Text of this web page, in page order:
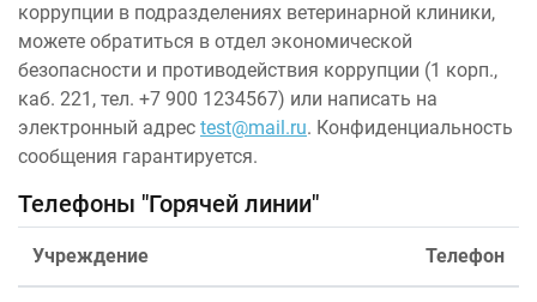
коррупции в подразделениях ветеринарной клиники,
можете обратиться в отдел экономической
безопасности и противодействия коррупции (1 корп.,
каб. 221, тел. +7 900 1234567) или написать на
электронный адрес test@mail.ru. Конфиденциальность
сообщения гарантируется.
Телефоны "Горячей линии"
Учреждение Телефон